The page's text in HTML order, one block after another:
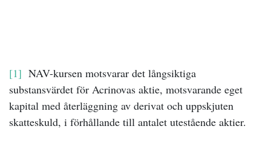
[1] NAV-kursen motsvarar det långsiktiga
substansvärdet för Acrinovas aktie, motsvarande eget
kapital med återläggning av derivat och uppskjuten
skatteskuld, i förhållande till antalet utestående aktier.